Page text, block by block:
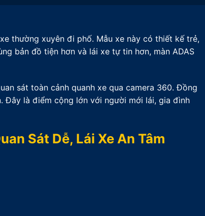
thường xuyên đi phố. Mẫu xe này có thiết kế trẻ,
bản đồ tiện hơn và lái xe tự tin hơn, màn ADAS
sát toàn cảnh quanh xe qua camera 360. Đồng
Đây là điểm cộng lớn với người mới lái, gia đình
Sát Dễ, Lái Xe An Tâm